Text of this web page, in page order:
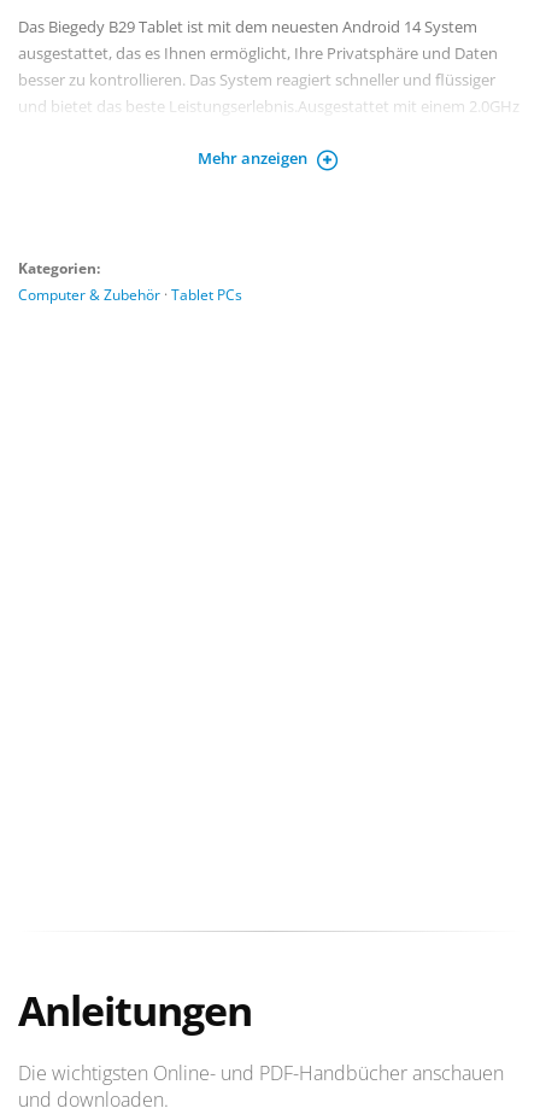
Das Biegedy B29 Tablet ist mit dem neuesten Android 14 System
ausgestattet, das es Ihnen ermöglicht, Ihre Privatsphäre und Daten
besser zu kontrollieren. Das System reagiert schneller und flüssiger
und bietet das beste Leistungserlebnis.Ausgestattet mit einem 2.0GHz
Ausführung und Kompatibilität verbessert.Es unterstützt WiFi 6-
Mehr anzeigen
Kategorien:
Computer & Zubehör · Tablet PCs
Anleitungen
Die wichtigsten Online- und PDF-Handbücher anschauen
und downloaden.